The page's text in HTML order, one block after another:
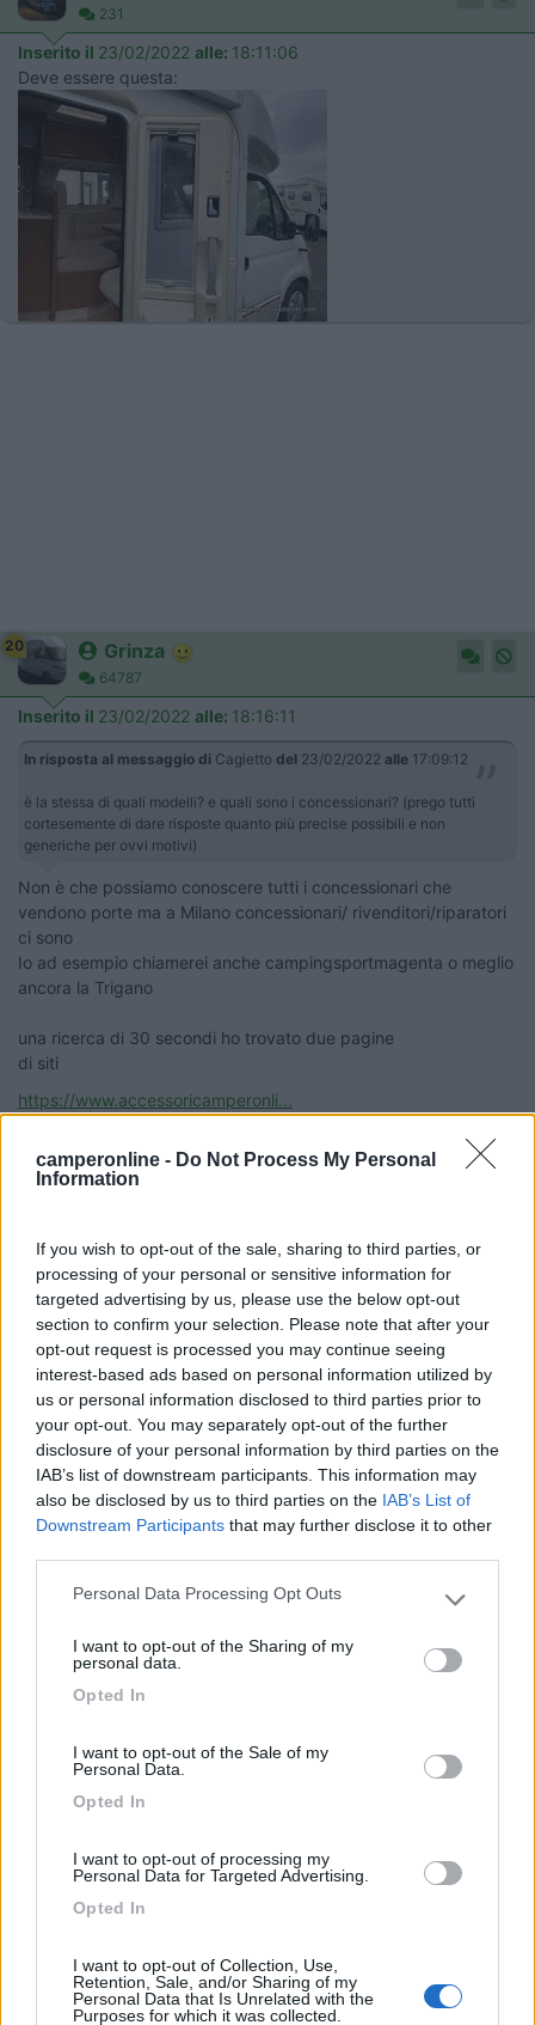
camperonline - Do Not Process My Personal
Information
If you wish to opt-out of the sale, sharing to third parties, or
processing of your personal or sensitive information for
targeted advertising by us, please use the below opt-out
section to confirm your selection. Please note that after your
opt-out request is processed you may continue seeing
interest-based ads based on personal information utilized by
us or personal information disclosed to third parties prior to
your opt-out. You may separately opt-out of the further
disclosure of your personal information by third parties on the
IAB’s list of downstream participants. This information may
also be disclosed by us to third parties on the IAB’s List of
Downstream Participants that may further disclose it to other
Please note that this website/app uses one or more Google
not limited to your visit or usage behaviour. You may click to
use your data for below specified purposes in below Google
Personal Data Processing Opt Outs
I want to opt-out of the Sharing of my
personal data.
Opted In
I want to opt-out of the Sale of my
Personal Data.
Opted In
I want to opt-out of processing my
Personal Data for Targeted Advertising.
Opted In
I want to opt-out of Collection, Use,
Retention, Sale, and/or Sharing of my
Personal Data that Is Unrelated with the
Purposes for which it was collected.
231
Inserito il 23/02/2022 alle: 18:11:06
Deve essere questa:
20 Grinza
64787
Inserito il 23/02/2022 alle: 18:16:11
In risposta al messaggio di Cagietto del 23/02/2022 alle 17:09:12
è la stessa di quali modelli? e quali sono i concessionari? (prego tutti
cortesemente di dare risposte quanto più precise possibili e non
generiche per ovvi motivi)
Non è che possiamo conoscere tutti i concessionari che
vendono porte ma a Milano concessionari/ rivenditori/riparatori
ci sono
Io ad esempio chiamerei anche campingsportmagenta o meglio
ancora la Trigano
una ricerca di 30 secondi ho trovato due pagine
di siti
https://www.accessoricamperonli...
https://boutiquedelcampeggiator...
Intanto senti per telefono se la hanno poi vedi come fare
Ma una riparazione rifacendo l’alluminio?
Il problema non è la gente che non comprende ma la gente che giudica quello
Modificato da Grinza il 23/02/2022 alle 18:25:01
64787
Inserito il25/02/2022
Il problema non è la gente che non comprende ma la gente che giudica quello
che nemmeno comprende
Inserito il26/02/2022 alle:07:22:37
dunque, ovviamente sono in sbattimento totale e non sparito
- la foto è quella di Matteo978
- avevo già contattato Trigano (in primis), tutti i concessionari
sino in Sicilia e anche tutti quelli suggeriti da Grinza